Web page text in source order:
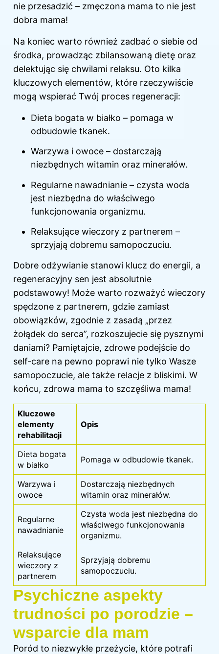
nie przesadzić – zmęczona mama to nie jest
dobra mama!
Na koniec warto również zadbać o siebie od
środka, prowadząc zbilansowaną dietę oraz
delektując się chwilami relaksu. Oto kilka
kluczowych elementów, które rzeczywiście
mogą wspierać Twój proces regeneracji:
Dieta bogata w białko – pomaga w
odbudowie tkanek.
Warzywa i owoce – dostarczają
niezbędnych witamin oraz minerałów.
Regularne nawadnianie – czysta woda
jest niezbędna do właściwego
funkcjonowania organizmu.
Relaksujące wieczory z partnerem –
sprzyjają dobremu samopoczuciu.
Dobre odżywianie stanowi klucz do energii, a
regeneracyjny sen jest absolutnie
podstawowy! Może warto rozważyć wieczory
spędzone z partnerem, gdzie zamiast
obowiązków, zgodnie z zasadą „przez
żołądek do serca”, rozkoszujecie się pysznymi
daniami? Pamiętajcie, zdrowe podejście do
self-care na pewno poprawi nie tylko Wasze
samopoczucie, ale także relacje z bliskimi. W
końcu, zdrowa mama to szczęśliwa mama!
Kluczowe
elementy
rehabilitacji
Opis
Dieta bogata
w białko
Pomaga w odbudowie tkanek.
Warzywa i
owoce
Dostarczają niezbędnych
witamin oraz minerałów.
Regularne
nawadnianie
Czysta woda jest niezbędna do
właściwego funkcjonowania
organizmu.
Relaksujące
wieczory z
partnerem
Sprzyjają dobremu
samopoczuciu.
Psychiczne aspekty
trudności po porodzie –
wsparcie dla mam
Poród to niezwykłe przeżycie, które potrafi